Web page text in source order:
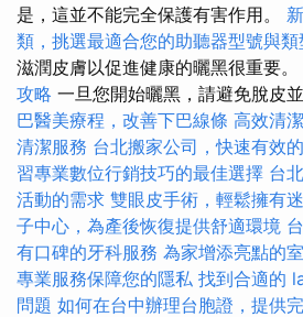
是，這並不能完全保護有害作用。
類，挑選最適合您的助聽器型號與類
滋潤皮膚以促​​進健康的曬黑很重要。
攻略 一旦您開始曬黑，請避免脫皮
巴醫美療程，改善下巴線條 高效清
清潔服務 台北搬家公司，快速有效
習專業數位行銷技巧的最佳選擇 台
活動的需求 雙眼皮手術，輕鬆擁有
子中心，為產後恢復提供舒適環境
有口碑的牙科服務 為家增添亮點的
專業服務保障您的隱私 找到合適的
問題 如何在台中辦理台胞證，提供